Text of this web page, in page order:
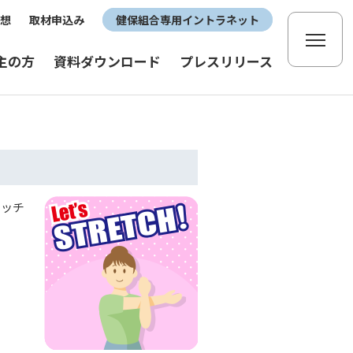
取材申込み 健保組合専用イントラネット
の方 資料ダウンロード プレスリリース
チ